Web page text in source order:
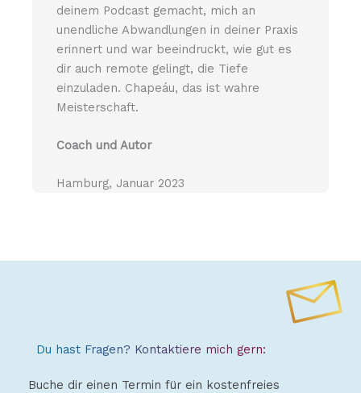
deinem Podcast gemacht, mich an
unendliche Abwandlungen in deiner Praxis
erinnert und war beeindruckt, wie gut es
dir auch remote gelingt, die Tiefe
einzuladen. Chapeáu, das ist wahre
Meisterschaft.
Coach und Autor
Hamburg, Januar 2023
Du hast Fragen? Kontaktiere mich gern:
Buche dir einen Termin für ein kostenfreies